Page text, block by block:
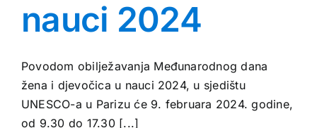
nauci 2024
Povodom obilježavanja Međunarodnog dana
žena i djevočica u nauci 2024, u sjedištu
UNESCO-a u Parizu će 9. februara 2024. godine,
od 9.30 do 17.30 [...]